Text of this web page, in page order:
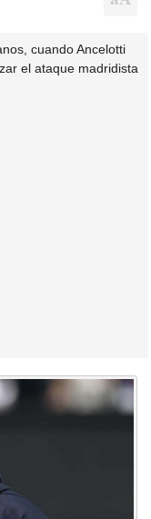
cuando Ancelotti
el ataque madridista